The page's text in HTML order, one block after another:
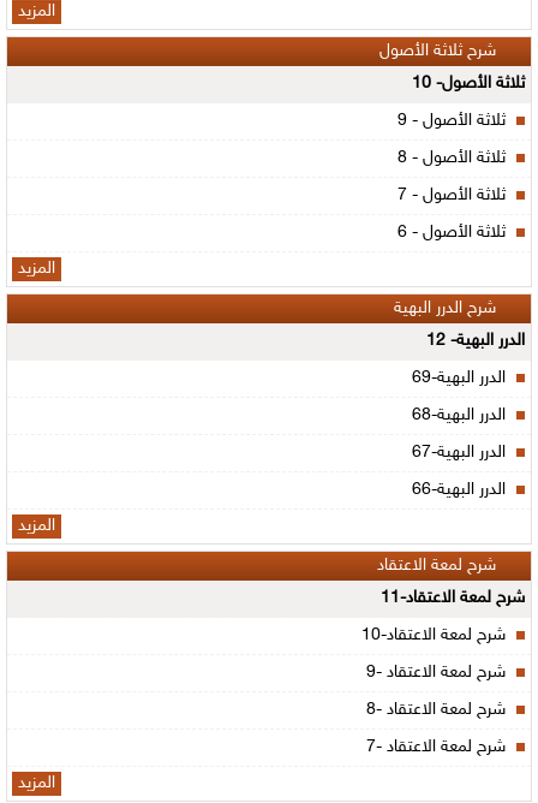
المزيد
شرح ثلاثة الأصول
ثلاثة الأصول- 10
ثلاثة الأصول - 9
ثلاثة الأصول - 8
ثلاثة الأصول - 7
ثلاثة الأصول - 6
المزيد
شرح الدرر البهية
الدرر البهية- 12
الدرر البهية-69
الدرر البهية-68
الدرر البهية-67
الدرر البهية-66
المزيد
شرح لمعة الاعتقاد
شرح لمعة الاعتقاد-11
شرح لمعة الاعتقاد-10
شرح لمعة الاعتقاد -9
شرح لمعة الاعتقاد -8
شرح لمعة الاعتقاد -7
المزيد